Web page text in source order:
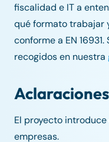
fiscalidad e IT a
qué formato trabajar
conforme a EN
recogidos en nuestra
El proyecto
empresas.